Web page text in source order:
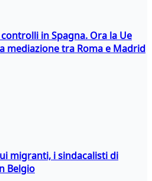
in Spagna. Ora la Ue
mediazione tra Roma e Madrid
migranti, i sindacalisti di
Belgio